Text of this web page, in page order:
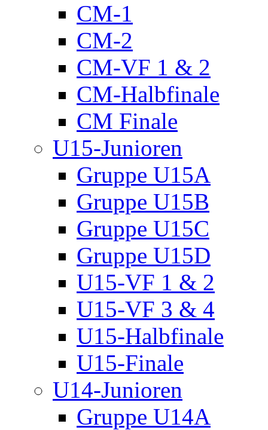
CM-1
CM-2
CM-VF 1 & 2
CM-Halbfinale
CM Finale
U15-Junioren
Gruppe U15A
Gruppe U15B
Gruppe U15C
Gruppe U15D
U15-VF 1 & 2
U15-VF 3 & 4
U15-Halbfinale
U15-Finale
U14-Junioren
Gruppe U14A